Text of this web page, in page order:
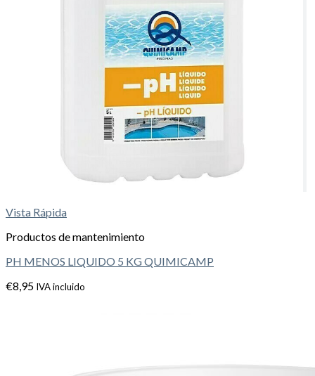
Vista Rápida
Productos de mantenimiento
PH MENOS LIQUIDO 5 KG QUIMICAMP
€8,95 IVA incluido